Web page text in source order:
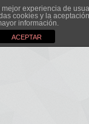
experiencia de
cookies y la
información.
ACEPTAR